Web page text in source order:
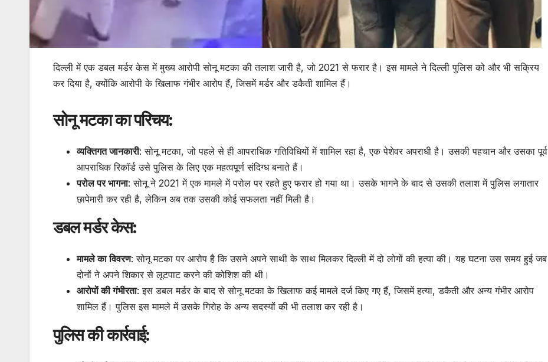
दिल्ली में एक डबल मर्डर केस में मुख्य आरोपी सोनू मटका की तलाश जारी है, जो 2021 से फरार है। इस मामले ने दिल्ली पुलिस को और भी सक्रिय
कर दिया है, क्योंकि आरोपी के खिलाफ गंभीर आरोप हैं, जिसमें मर्डर और डकैती शामिल हैं।
सोनू मटका का परिचय:
व्यक्तिगत जानकारी: सोनू मटका, जो पहले से ही आपराधिक गतिविधियों में शामिल रहा है, एक पेशेवर अपराधी है। उसकी पहचान और उसका पूर्व
आपराधिक रिकॉर्ड उसे पुलिस के लिए एक महत्वपूर्ण संदिग्ध बनाते हैं।
परोल पर भागना: सोनू ने 2021 में एक मामले में परोल पर रहते हुए फरार हो गया था। उसके भागने के बाद से उसकी तलाश में पुलिस लगातार
छापेमारी कर रही है, लेकिन अब तक उसकी कोई सफलता नहीं मिली है।
डबल मर्डर केस:
मामले का विवरण: सोनू मटका पर आरोप है कि उसने अपने साथी के साथ मिलकर दिल्ली में दो लोगों की हत्या की। यह घटना उस समय हुई जब
दोनों ने अपने शिकार से लूटपाट करने की कोशिश की थी।
आरोपों की गंभीरता: इस डबल मर्डर के बाद से सोनू मटका के खिलाफ कई मामले दर्ज किए गए हैं, जिसमें हत्या, डकैती और अन्य गंभीर आरोप
शामिल हैं। पुलिस इस मामले में उसके गिरोह के अन्य सदस्यों की भी तलाश कर रही है।
पुलिस की कार्रवाई: